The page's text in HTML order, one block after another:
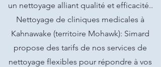
un nettoyage alliant qualité et efficacité..
Nettoyage de cliniques medicales à
Kahnawake (territoire Mohawk): Simard
propose des tarifs de nos services de
nettoyage flexibles pour répondre à vos